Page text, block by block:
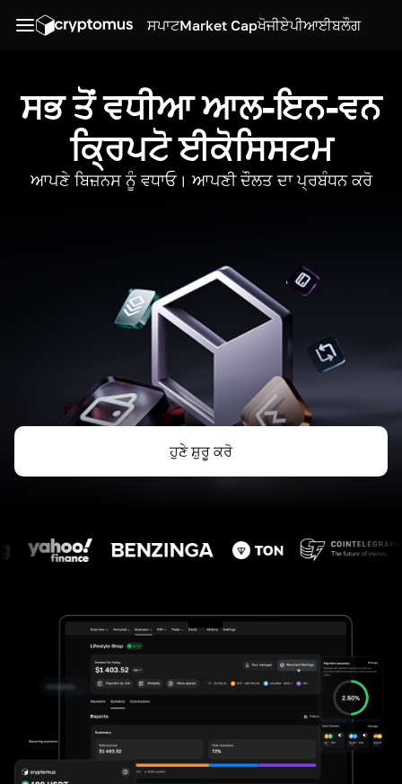
ਸਪਾਟMarket Capਖੋਜੀਏਪੀਆਈਬਲੌਗ
ਸਭ ਤੋਂ ਵਧੀਆ ਆਲ-ਇਨ-ਵਨ
ਕ੍ਰਿਪਟੋ ਈਕੋਸਿਸਟਮ
ਆਪਣੇ ਬਿਜ਼ਨਸ ਨੂੰ ਵਧਾਓ। ਆਪਣੀ ਦੌਲਤ ਦਾ ਪ੍ਰਬੰਧਨ ਕਰੋ
ਹੁਣੇ ਸ਼ੁਰੂ ਕਰੋ